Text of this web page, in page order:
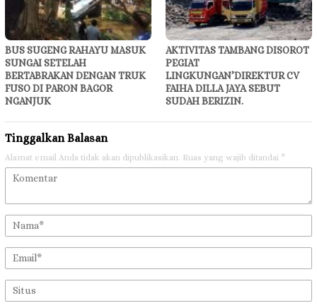
BUS SUGENG RAHAYU MASUK
SUNGAI SETELAH
BERTABRAKAN DENGAN TRUK
FUSO DI PARON BAGOR
NGANJUK
AKTIVITAS TAMBANG DISOROT
PEGIAT
LINGKUNGAN’DIREKTUR CV
FAIHA DILLA JAYA SEBUT
SUDAH BERIZIN.
Tinggalkan Balasan
Alamat email Anda tidak akan dipublikasikan. Ruas yang wajib ditandai *